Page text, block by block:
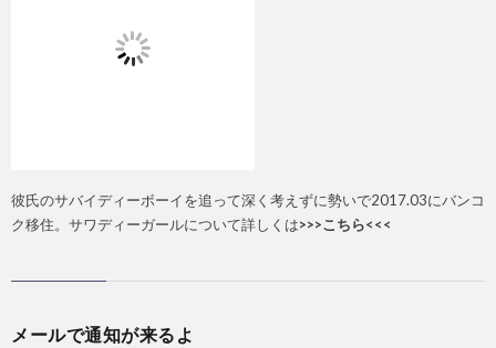
彼氏のサバイディーボーイを追って深く考えずに勢いで2017.03にバンコ
ク移住。サワディーガールについて詳しくは>>>こちら<<<
メールで通知が来るよ